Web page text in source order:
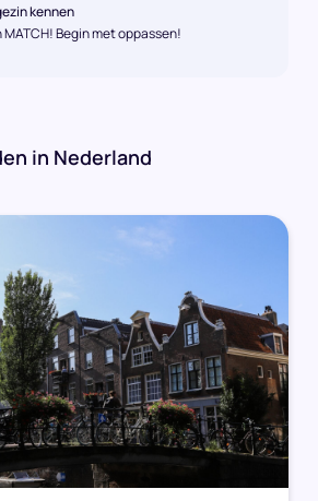
kennen
MATCH! Begin met oppassen!
in Nederland